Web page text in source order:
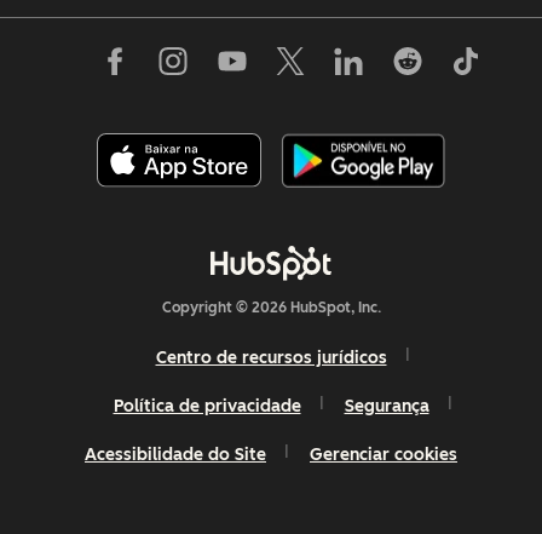
Copyright © 2026 HubSpot, Inc.
Centro de recursos jurídicos
Política de privacidade Segurança
Acessibilidade do Site Gerenciar cookies